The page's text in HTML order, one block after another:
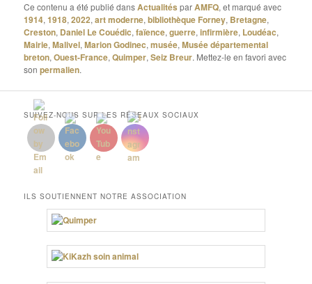
Ce contenu a été publié dansActualités parAMFQ, et marqué avec
1914,1918,2022,art moderne,bibliothèque Forney, Bretagne,
Creston, Daniel Le Couédic,faïence,guerre,infirmière, Loudéac,
Mairie,Malivel,Marion Godinec,musée,Musée départemental
breton,Ouest-France,Quimper,Seiz Breur. Mettez-le en favori avec
sonpermalien.
SUIVEZ-NOUS SUR LES RÉSEAUX SOCIAUX
ILS SOUTIENNENT NOTRE ASSOCIATION